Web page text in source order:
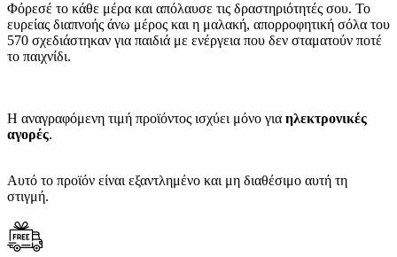
Φόρεσέ το κάθε μέρα και απόλαυσε τις δραστηριότητές σου. Το
ευρείας διαπνοής άνω μέρος και η μαλακή, απορροφητική σόλα του
570 σχεδιάστηκαν για παιδιά με ενέργεια που δεν σταματούν ποτέ
το παιχνίδι.
Η αναγραφόμενη τιμή προϊόντος ισχύει μόνο για ηλεκτρονικές
αγορές.
Αυτό το προϊόν είναι εξαντλημένο και μη διαθέσιμο αυτή τη
στιγμή.